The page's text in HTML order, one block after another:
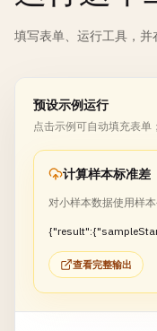
填写表单、运行工具，并
预设示例运行
点击示例可自动填充表单
计算样本标准差
对小样本数据使用样本
查看完整输出